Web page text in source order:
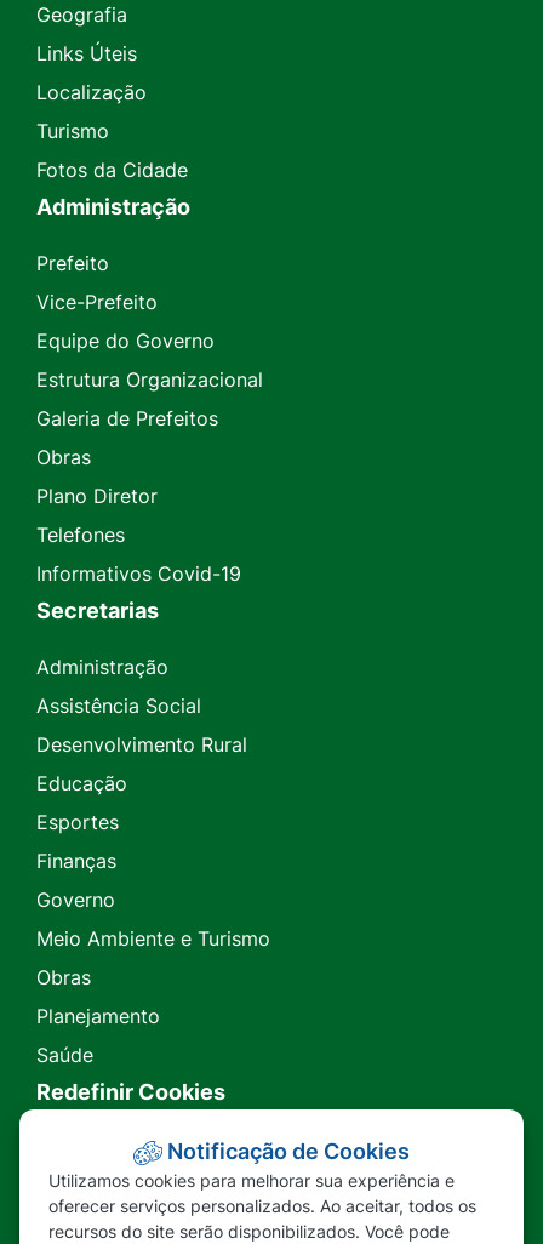
Geografia
Links Úteis
Localização
Turismo
Fotos da Cidade
Administração
Prefeito
Vice-Prefeito
Equipe do Governo
Estrutura Organizacional
Galeria de Prefeitos
Obras
Plano Diretor
Telefones
Informativos Covid-19
Secretarias
Administração
Assistência Social
Desenvolvimento Rural
Educação
Esportes
Finanças
Governo
Meio Ambiente e Turismo
Obras
Planejamento
Saúde
Redefinir Cookies
Transparência
Ouvidoria
Notificação de Cookies
Utilizamos cookies para melhorar sua experiência e
oferecer serviços personalizados. Ao aceitar, todos os
recursos do site serão disponibilizados. Você pode